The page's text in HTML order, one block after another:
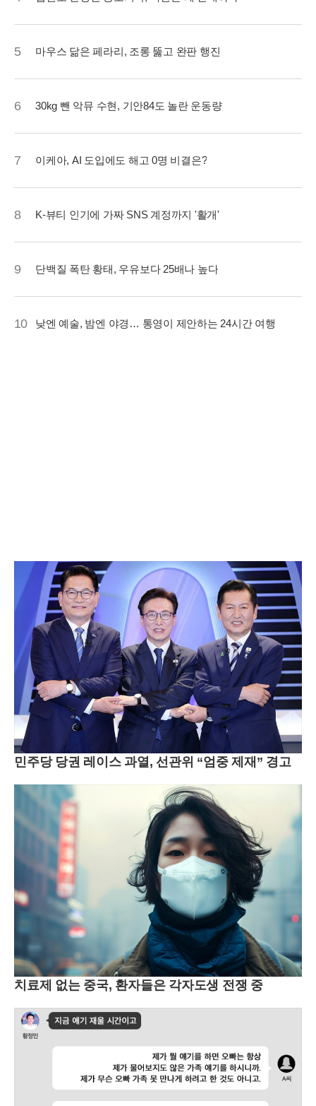
5 마우스 닮은 페라리, 조롱 뚫고 완판 행진
6 30kg 뺀 악뮤 수현, 기안84도 놀란 운동량
7 이케아, AI 도입에도 해고 0명 비결은?
8 K-뷰티 인기에 가짜 SNS 계정까지 '활개'
9 단백질 폭탄 황태, 우유보다 25배나 높다
10 낮엔 예술, 밤엔 야경… 통영이 제안하는 24시간 여행
민주당 당권 레이스 과열, 선관위 “엄중 제재” 경고
치료제 없는 중국, 환자들은 각자도생 전쟁 중